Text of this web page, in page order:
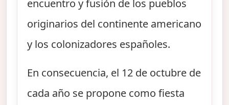
encuentro y fusión de los pueblos
originarios del continente americano
y los colonizadores españoles.
En consecuencia, el 12 de octubre de
cada año se propone como fiesta